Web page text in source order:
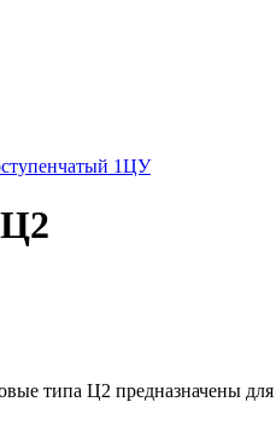
1ЦУ
типа Ц2 предназначены